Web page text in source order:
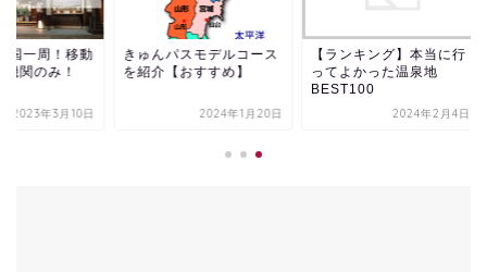
んパスモデルコース
介【おすすめ】
2024年1月20日
【ランキング】本当に行
ってよかった温泉地
2024年2月4日
3泊4日で四国一周！
は公共交通機関のみ
2023年3